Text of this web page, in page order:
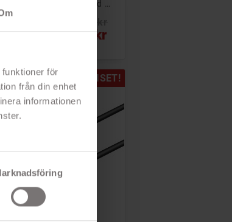
för
från din enhet
informationen
99 kr
PRISET!